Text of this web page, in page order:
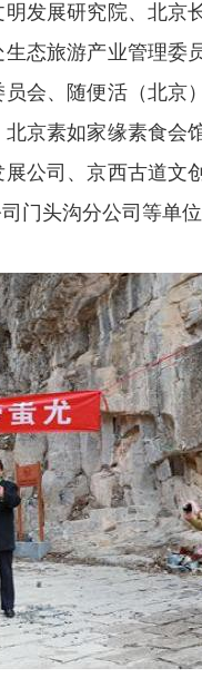
发展研究院、北京
态旅游产业管理委
会、随便活（北京
京素如家缘素食会
公司、京西古道文
门头沟分公司等单位